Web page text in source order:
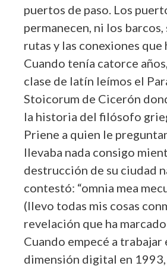
puertos de paso. Los
permanecen, ni los
rutas y las conexiones que
Cuando tenía catorce
clase de latín leímos el
Stoicorum de Cicerón
la historia del filósofo
Priene a quien le
llevaba nada consigo
destrucción de su ciudad
contestó: “omnia mea
(llevo todas mis cosas
revelación que ha
Cuando empecé a trabajar
dimensión digital en